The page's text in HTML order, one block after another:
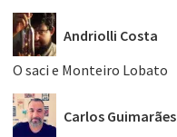
Andriolli Costa
O saci e Monteiro Lobato
Carlos Guimarães